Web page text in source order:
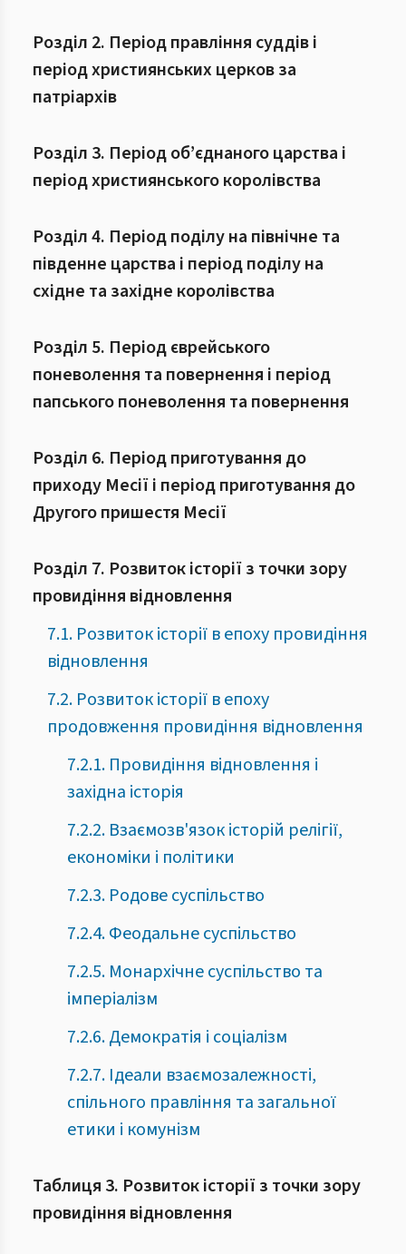
Розділ 2. Період правління суддів і
період християнських церков за
патріархів
Розділ 3. Період об’єднаного царства і
період християнського королівства
Розділ 4. Період поділу на північне та
південне царства і період поділу на
східне та західне королівства
Розділ 5. Період єврейського
поневолення та повернення і період
папського поневолення та повернення
Розділ 6. Період приготування до
приходу Месії і період приготування до
Другого пришестя Месії
Розділ 7. Розвиток історії з точки зору
провидіння відновлення
7.1. Розвиток історії в епоху провидіння
відновлення
7.2. Розвиток історії в епоху
продовження провидіння відновлення
7.2.1. Провидіння відновлення і
західна історія
7.2.2. Взаємозв'язок історій релігії,
економіки і політики
7.2.3. Родове суспільство
7.2.4. Феодальне суспільство
7.2.5. Монархічне суспільство та
імперіалізм
7.2.6. Демократія і соціалізм
7.2.7. Ідеали взаємозалежності,
спільного правління та загальної
етики і комунізм
Таблиця 3. Розвиток історії з точки зору
провидіння відновлення